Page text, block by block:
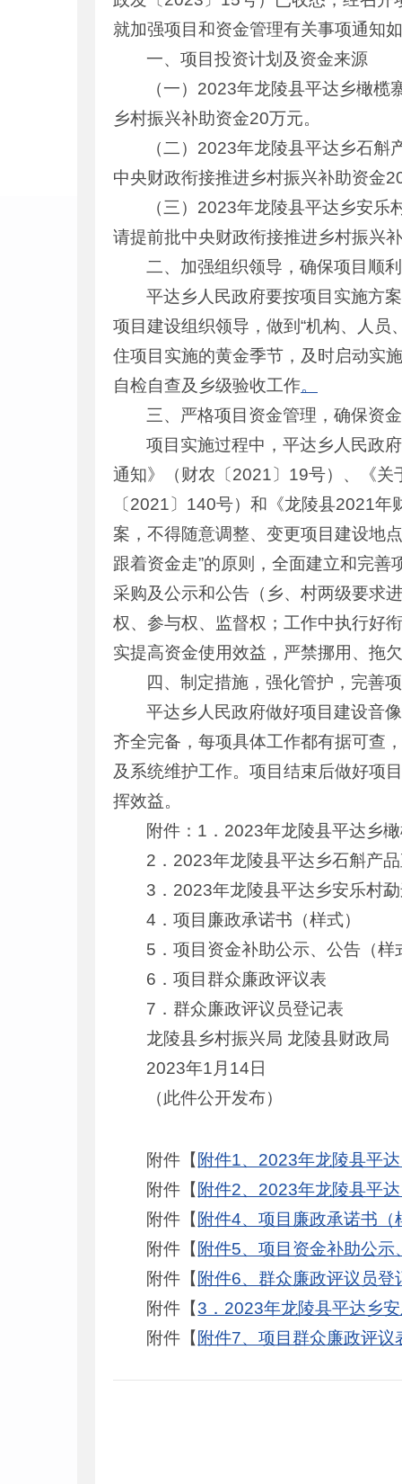
就加强项目和资金管理有关事项通知
一、项目投资计划及资金来源
（一）2023年龙陵县平达乡橄
乡村振兴补助资金20万元。
（二）2023年龙陵县平达乡石
中央财政衔接推进乡村振兴补助资金
（三）2023年龙陵县平达乡安
请提前批中央财政衔接推进乡村振兴
二、加强组织领导，确保项目顺
平达乡人民政府要按项目实施方
项目建设组织领导，做到“机构、人
住项目实施的黄金季节，及时启动实
自检自查及乡级验收工作。
三、严格项目资金管理，确保资
项目实施过程中，平达乡人民政
通知》（财农〔2021〕19号）、《
〔2021〕140号）和《龙陵县2021
案，不得随意调整、变更项目建设地
跟着资金走”的原则，全面建立和完
采购及公示和公告（乡、村两级要求
权、参与权、监督权；工作中执行好
实提高资金使用效益，严禁挪用、拖
四、制定措施，强化管护，完善
平达乡人民政府做好项目建设音
齐全完备，每项具体工作都有据可查
及系统维护工作。项目结束后做好项
挥效益。
附件：1．2023年龙陵县平达乡
2．2023年龙陵县平达乡石斛产
3．2023年龙陵县平达乡安乐村
4．项目廉政承诺书（样式）
5．项目资金补助公示、公告（样
6．项目群众廉政评议表
7．群众廉政评议员登记表
龙陵县乡村振兴局 龙陵县财政局
2023年1月14日
（此件公开发布）
附件【 附件1、2023年龙陵县平
附件【 附件2、2023年龙陵县平
附件【 附件4、项目廉政承诺书（
附件【 附件5、项目资金补助公
附件【 附件6、群众廉政评议员登
附件【3．2023年龙陵县平达乡
附件【 附件7、项目群众廉政评议